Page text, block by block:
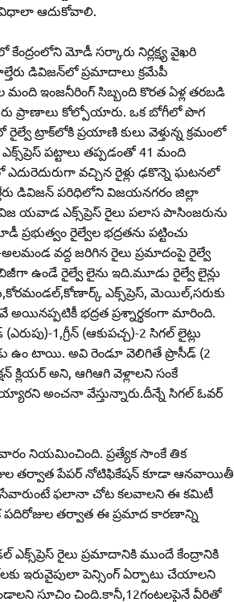
విధాలా ఆదుకోవాలి.
మోడీ సర్కారు నిర్లక్ష్య వైఖరి
డివిజన్‌లో ప్రమాదాలు క్రమేపీ
ఇంజనీరింగ్‌ సిబ్బంది కొరత ఏళ్ల తరబడి
ప్రాణాలు కోల్పోయారు. ఒక బోగీలో పొగ
ట్రాక్‌లోకి ప్రయాణి కులు వెళ్తున్న క్రమంలో
పట్టాలు తప్పడంతో 41 మంది
వచ్చిన రైళ్లు ఢకొన్నె ఘటనలో
డివిజన్‌ పరిధిలోని విజయనగరం జిల్లా
యవాడ ఎక్స్‌ప్రెస్‌ రైలు పలాస పాసింజరును
రైల్వేల భద్రతను పట్టించు
వద్ద జరిగిన రైలు ప్రమాదంపై రైల్వే
ఉండే రైల్వే లైను ఇది.మూడు రైల్వే లైన్లు
ఎక్స్‌ప్రెస్‌, మెయిల్‌,సరుకు
భద్రత ప్రశ్నార్థకంగా మారింది.
1,గ్రీన్‌ (ఆకుపచ్చ)-2 సిగల్‌ లైట్లు
ఉం టాయి. అవి రెండూ వెలిగితే ప్రొసీడ్‌ (2
క్లియర్‌ అని, ఆగిఆగి వెళ్లాలని సంకే
అంచనా వేస్తున్నారు.దీన్నే సిగల్‌ ఓవర్‌
నియమించింది. ప్రత్యేక సాంకే తిక
తర్వాత పేపర్‌ నోటిఫికేషన్‌ కూడా ఆనవాయితీ
ఫలానా చోట కలవాలని ఈ కమిటీ
పదిరోజుల తర్వాత ఈ ప్రమాద కారణాన్ని
ఎక్స్‌ప్రెస్‌ రైలు ప్రమాదానికి ముందే కేంద్రానికి
ఇరువైపులా పెన్సింగ్‌ ఏర్పాటు చేయాలని
సూచిం చింది.కానీ,12గంటలపైనే వీరితో